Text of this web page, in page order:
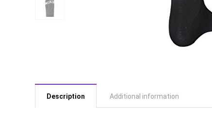
Description Additional information